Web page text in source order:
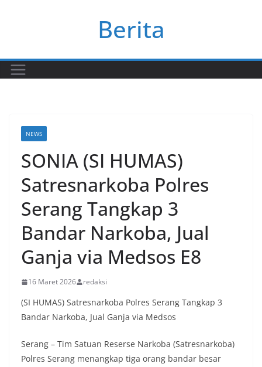
Berita
NEWS
SONIA (SI HUMAS)
Satresnarkoba Polres
Serang Tangkap 3
Bandar Narkoba, Jual
Ganja via Medsos E8
16 Maret 2026 redaksi
(SI HUMAS) Satresnarkoba Polres Serang Tangkap 3
Bandar Narkoba, Jual Ganja via Medsos
Serang – Tim Satuan Reserse Narkoba (Satresnarkoba)
Polres Serang menangkap tiga orang bandar besar